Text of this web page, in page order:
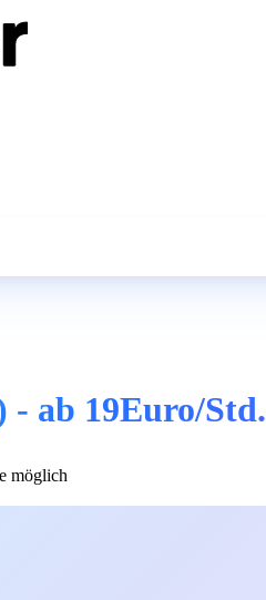
ab 19Euro/Std.
möglich